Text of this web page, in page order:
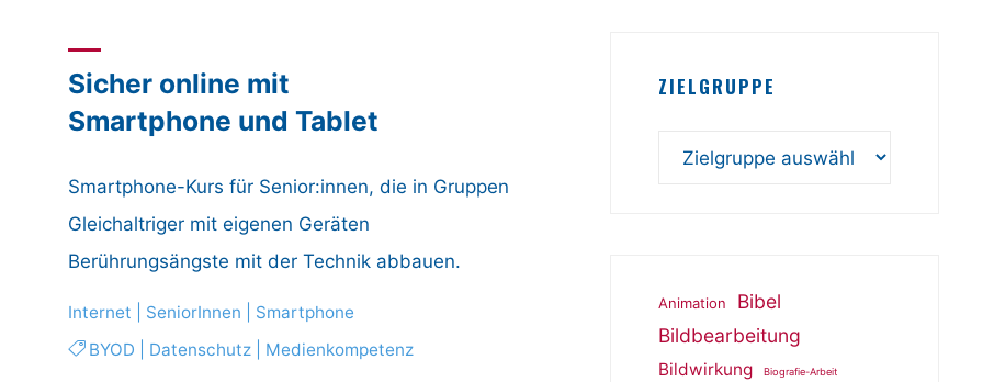
Weiterbildung"
Sicher online mit
Smartphone und Tablet
Smartphone-Kurs für Senior:innen, die in Gruppen
Gleichaltriger mit eigenen Geräten
Berührungsängste mit der Technik abbauen.
Internet SeniorInnen
Smartphone
BYOD
Datenschutz Medienkompetenz
ZIELGRUPPE
Animation
Bibel
Bildbearbeitung
Bildwirkung Biografie-Arbeit